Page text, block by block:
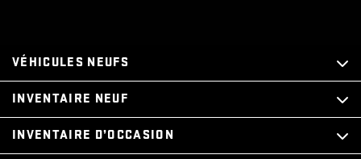
VÉHICULES NEUFS
INVENTAIRE NEUF
INVENTAIRE D’OCCASION